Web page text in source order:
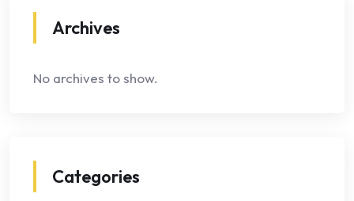
Archives
No archives to show.
Categories